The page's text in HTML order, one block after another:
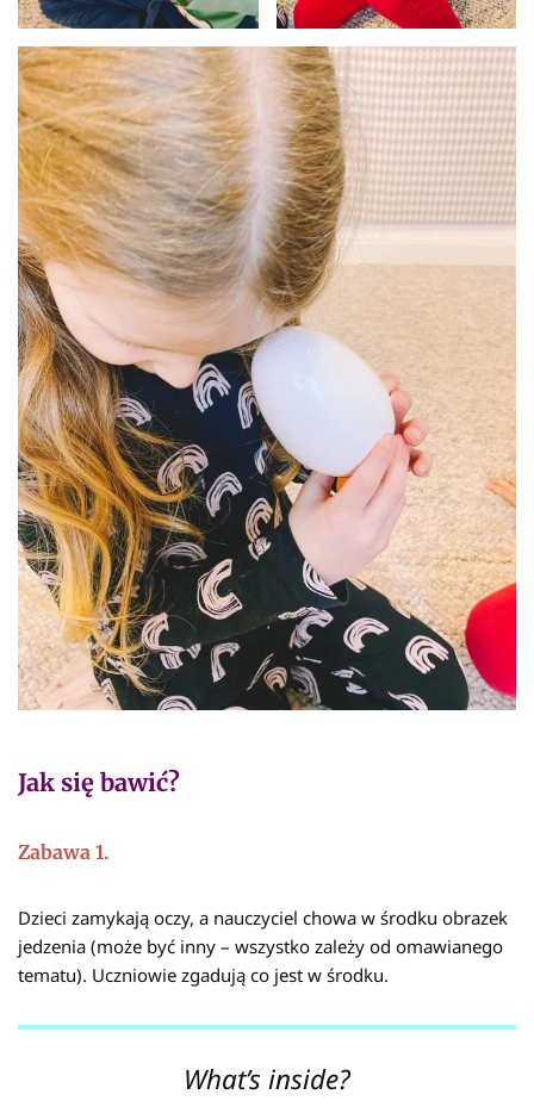
Jak się bawić?
Zabawa 1.
Dzieci zamykają oczy, a nauczyciel chowa w środku obrazek
jedzenia (może być inny – wszystko zależy od omawianego
tematu). Uczniowie zgadują co jest w środku.
What’s inside?